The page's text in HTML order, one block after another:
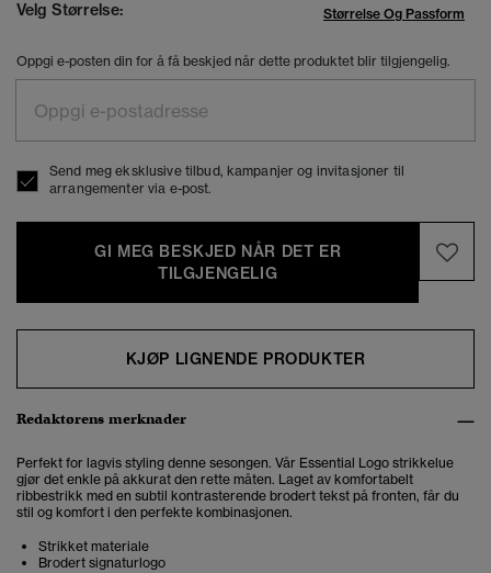
Velg Størrelse: Størrelse Og Passform
Oppgi e-posten din for å få beskjed når dette produktet blir tilgjengelig.
Send meg eksklusive tilbud, kampanjer og invitasjoner til
arrangementer via e-post.
GI MEG BESKJED NÅR DET ER
TILGJENGELIG
KJØP LIGNENDE PRODUKTER
Redaktørens merknader
Perfekt for lagvis styling denne sesongen. Vår Essential Logo strikkelue
gjør det enkle på akkurat den rette måten. Laget av komfortabelt
ribbestrikk med en subtil kontrasterende brodert tekst på fronten, får du
stil og komfort i den perfekte kombinasjonen.
Strikket materiale
Brodert signaturlogo